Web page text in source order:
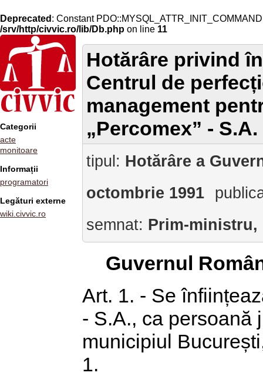
Deprecated : Constant
/srv/http/civvic.ro/lib/Db.php on line 11
Categorii
acte
monitoare
Informații
programatori
Legături externe
wiki.civvic.ro
Hotărâre privind
Centrul de
management
„Percomex” - S.A.
tipul: Hotărâre a
octombrie 1991
semnat: Prim-ministru,
Guvernul
Art. 1. - Se
- S.A., ca persoană
municipiul
1.